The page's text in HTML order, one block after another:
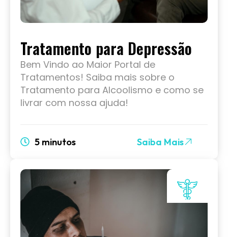
Tratamento para Depressão
Bem Vindo ao Maior Portal de
Tratamentos! Saiba mais sobre o
Tratamento para Alcoolismo e como se
livrar com nossa ajuda!
5 minutos Saiba Mais